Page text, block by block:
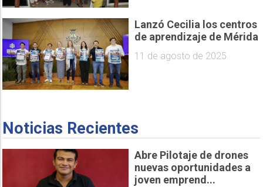
Lanzó Cecilia los centros
de aprendizaje de Mérida
11 de agosto de 2025
Noticias Recientes
Abre Pilotaje de drones
nuevas oportunidades a
joven emprend...